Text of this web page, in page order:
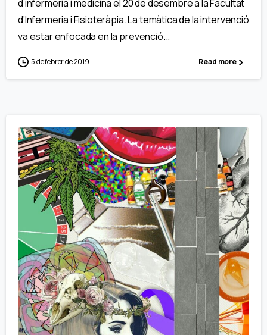
d’infermeria i medicina el 20 de desembre a la Facultat
d’Infermeria i Fisioteràpia. La temàtica de la intervenció
va estar enfocada en la prevenció...
5 de febrer de 2019 Read more